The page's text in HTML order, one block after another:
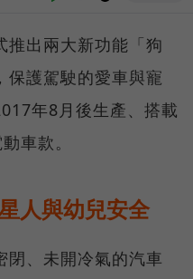
推出兩大新功能「狗
保護駕駛的愛車與寵
年8月後生產、搭載
車款。
人與幼兒安全
閉、未開冷氣的汽車